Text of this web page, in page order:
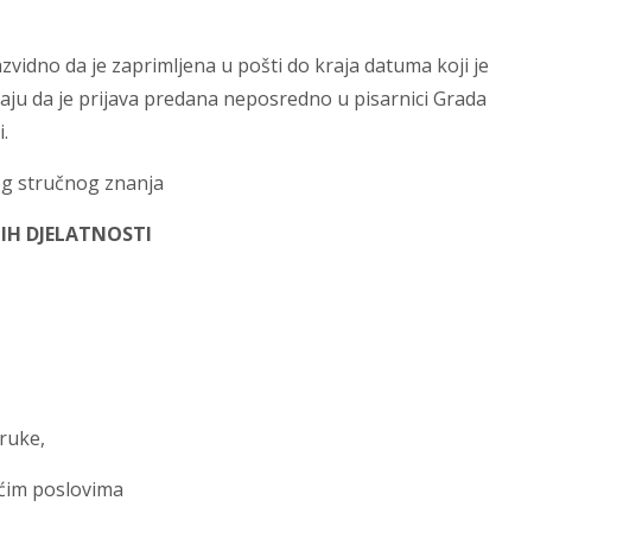
da je zaprimljena u pošti do kraja datuma koji je
da je prijava predana neposredno u pisarnici Grada
stručnog znanja
DJELATNOSTI
poslovima